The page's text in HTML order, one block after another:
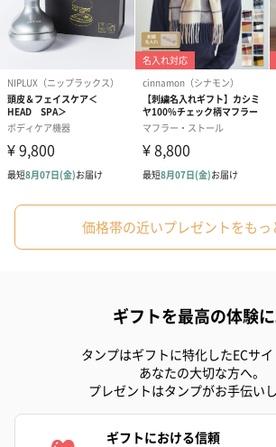
スキンケアグッズを同梱してお届けします。
ト【ありがとう】
（1,100円）
ドクリーム（ピン
レープフルーツ）
（2,145円）
リラックスグッズ
価格帯の近いプレゼントをもっ
ギフトを最高の体験に
タンプはギフトに特化したECサイ
あなたの大切な方へ。
プレゼントはタンプがお手伝いし
ギフトにおける信頼